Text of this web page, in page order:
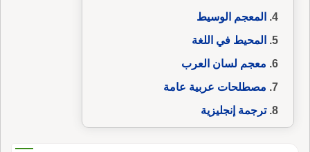
المعجم الوسيط
المحيط في اللغة
معجم لسان العرب
مصطلحات عربية عامة
ترجمة إنجليزية